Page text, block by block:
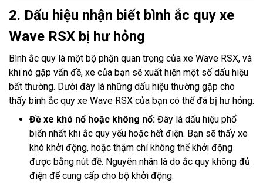
2. Dấu hiệu nhận biết bình ắc quy xe
Wave RSX bị hư hỏng
Bình ắc quy là một bộ phận quan trọng của xe Wave RSX, và
khi nó gặp vấn đề, xe của bạn sẽ xuất hiện một số dấu hiệu
bất thường. Dưới đây là những dấu hiệu thường gặp cho
thấy bình ắc quy xe Wave RSX của bạn có thể đã bị hư hỏng:
Đề xe khó nổ hoặc không nổ: Đây là dấu hiệu phổ
biến nhất khi ắc quy yếu hoặc hết điện. Bạn sẽ thấy xe
khó khởi động, hoặc thậm chí không thể khởi động
được bằng nút đề. Nguyên nhân là do ắc quy không đủ
điện để cung cấp cho bộ khởi động.